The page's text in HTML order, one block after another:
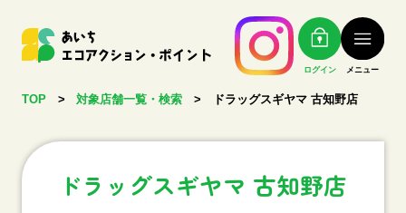
ログイン メニュー
TOP > 対象店舗一覧・検索 > ドラッグスギヤマ 古知野店
ドラッグスギヤマ 古知野店